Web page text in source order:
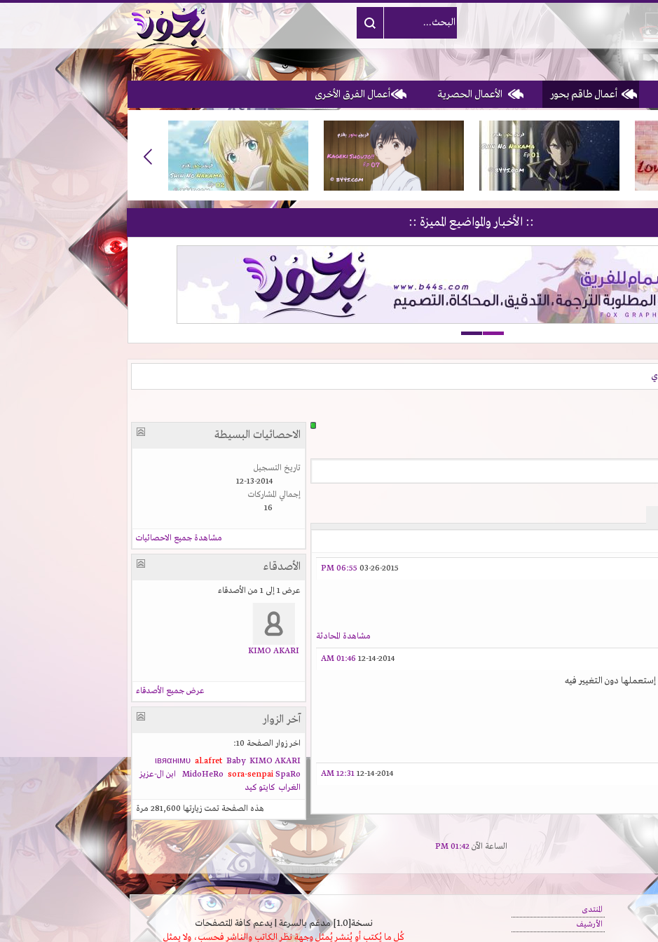
أعمال طاقم بحور الأعمال الحصرية أعمال الفرق الأخرى
1, 2, 3 & 4of 10
:: الأخبار والمواضيع المميزة ::
03-26-2015
06:55 PM
مشاهدة المحادثة
12-14-2014
01:46 AM
دون التغيير فيه
12-14-2014
12:31 AM
الاحصائيات البسيطة
تاريخ التسجيل
12-13-2014
إجمالي المشاركات
16
مشاهدة جميع الاحصائيات
الأصدقاء
عرض 1 إلى 1 من الأصدقاء
KIMO AKARI
عرض جميع الأصدقاء
آخر الزوار
اخر زوار الصفحة 10:
ιвяαнιмυ al.afret Baby KIMO AKARI
MidoHeRo sora-senpaiSpaRo
ابن ال-عزيز
الغراب كايتو كيد
هذه الصفحة تمت زيارتها 281,600 مرة
الساعة الآن01:42 PM
المنتدى
الأرشيف
نسخة[1.0] مدعَم بالسرعة | يدعم كافة المتصفحات
كُل ما يُكتب أو يُنشر يُمثل وجهة نظر الكاتب والناشر فحسب، ولا يمثل